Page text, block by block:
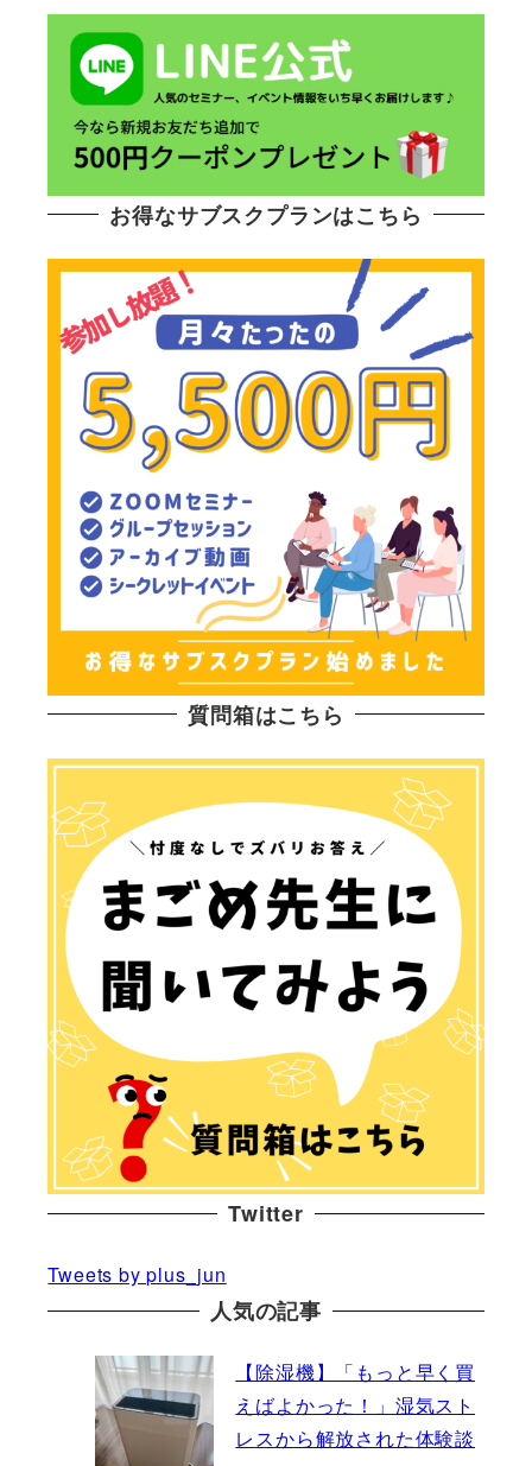
お得なサブスクプランはこちら
質問箱はこちら
Twitter
Tweets by plus_jun
人気の記事
【除湿機】「もっと早く買
えばよかった！」湿気スト
レスから解放された体験談